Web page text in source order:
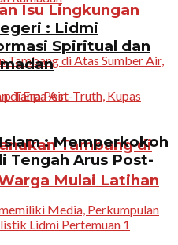
Isu Lingkungan
Tambang di
Mulai Latihan
: Lidmi
Spiritual dan
: Memperkokoh
Tengah Arus Post-